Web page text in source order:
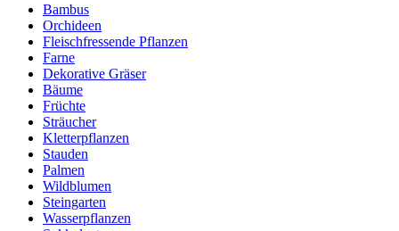
Bambus
Orchideen
Fleischfressende Pflanzen
Farne
Dekorative Gräser
Bäume
Früchte
Sträucher
Kletterpflanzen
Stauden
Palmen
Wildblumen
Steingarten
Wasserpflanzen